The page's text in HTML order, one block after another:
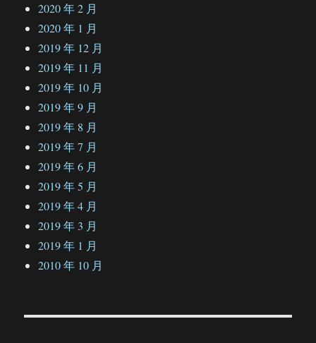
2020 年 2 月
2020 年 1 月
2019 年 12 月
2019 年 11 月
2019 年 10 月
2019 年 9 月
2019 年 8 月
2019 年 7 月
2019 年 6 月
2019 年 5 月
2019 年 4 月
2019 年 3 月
2019 年 1 月
2010 年 10 月